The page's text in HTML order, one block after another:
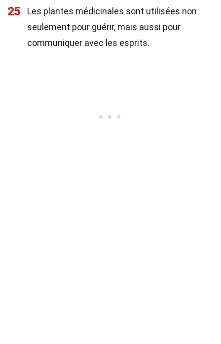
25
Les plantes médicinales sont utilisées non
seulement pour guérir, mais aussi pour
communiquer avec les esprits.